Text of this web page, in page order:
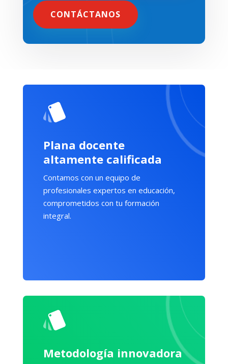
CONTÁCTANOS
Plana docente
altamente calificada
Contamos con un equipo de
profesionales expertos en educación,
comprometidos con tu formación
integral.
Metodología innovadora